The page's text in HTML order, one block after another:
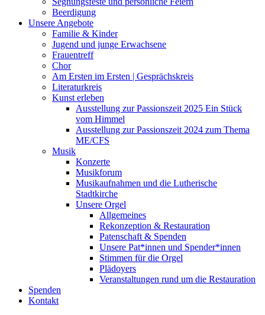
Beerdigung
Unsere Angebote
Familie & Kinder
Jugend und junge Erwachsene
Frauentreff
Chor
Am Ersten im Ersten | Gesprächskreis
Literaturkreis
Kunst erleben
Ausstellung zur Passionszeit 2025 Ein Stück
vom Himmel
Ausstellung zur Passionszeit 2024 zum Thema
ME/CFS
Musik
Konzerte
Musikforum
Musikaufnahmen und die Lutherische
Stadtkirche
Unsere Orgel
Allgemeines
Rekonzeption & Restauration
Patenschaft & Spenden
Unsere Pat*innen und Spender*innen
Stimmen für die Orgel
Plädoyers
Veranstaltungen rund um die Restauration
Spenden
Kontakt